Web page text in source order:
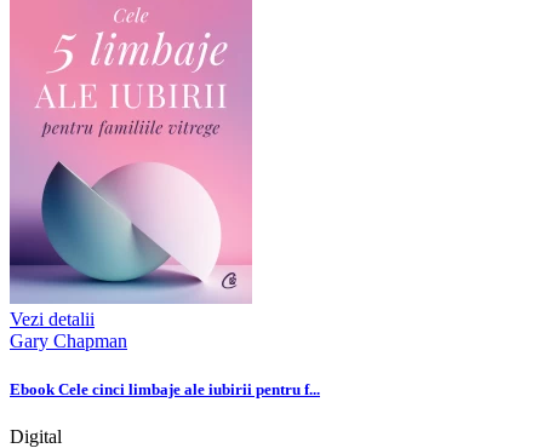
Vezi detalii
Gary Chapman
Ebook Cele cinci limbaje ale iubirii pentru f...
Digital